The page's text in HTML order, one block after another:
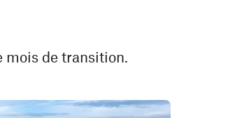
mois de transition.